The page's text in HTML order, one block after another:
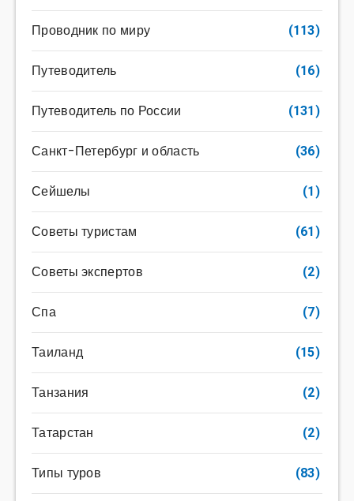
Проводник по миру (113)
Путеводитель (16)
Путеводитель по России (131)
Санкт-Петербург и область (36)
Сейшелы (1)
Советы туристам (61)
Советы экспертов (2)
Спа (7)
Таиланд (15)
Танзания (2)
Татарстан (2)
Типы туров (83)